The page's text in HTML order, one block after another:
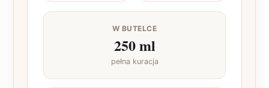
W BUTELCE
250 ml
pełna kuracja